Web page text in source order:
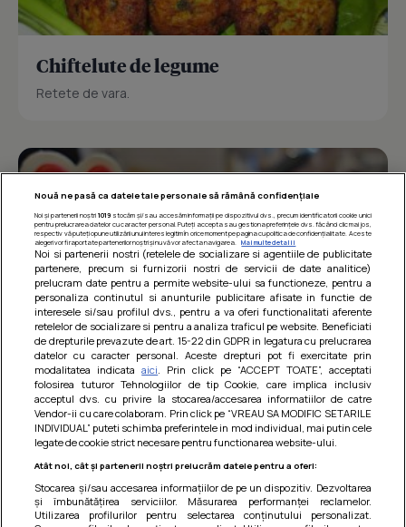
Chiftelute de legume
Retete de vara.
Barcute din vinete cu arpagic rosu
Un deliciu usor de preparat!
Nouă ne pasă ca datele tale personale să rămână confidențiale
Noi și partenerii noștri 1019stocăm și/sau accesăm informații pe dispozitivul dvs., precum identificatorii cookie unici
pentru prelucrarea datelor cu caracter personal. Puteți accepta sau gestiona preferințele dvs. făcând clic mai jos,
respectiv vă puteți opune utilizării unui interes legitim în orice moment pe pagina cu politica de confidențialitate. Aceste
alegeri vor fi raportate partenerilor noștri și nu vă vor afecta navigarea.
Mai multe detalii
Noi si partenerii nostri (retelele de socializare si agentiile de publicitate
partenere, precum si furnizorii nostri de servicii de date analitice)
prelucram date pentru a permite website-ului sa functioneze, pentru a
personaliza continutul si anunturile publicitare afisate in functie de
interesele si/sau profilul dvs., pentru a va oferi functionalitati aferente
retelelor de socializare si pentru a analiza traficul pe website. Beneficiati
de drepturile prevazute de art. 15-22 din GDPR in legatura cu prelucrarea
datelor cu caracter personal. Aceste drepturi pot fi exercitate prin
modalitatea indicataaici . Prin click pe “ACCEPT TOATE”, acceptati
folosirea tuturor Tehnologiilor de tip Cookie, care implica inclusiv
acceptul dvs. cu privire la stocarea/accesarea informatiilor de catre
Vendor-ii cu care colaboram. Prin click pe “VREAU SA MODIFIC SETARILE
INDIVIDUAL” puteti schimba preferintele in mod individual, mai putin cele
legate de cookie strict necesare pentru functionarea website-ului.
Atât noi, cât și partenerii noștri prelucrăm datele pentru a oferi:
Stocarea și/sau accesarea informațiilor de pe un dispozitiv. Dezvoltarea
și îmbunătățirea serviciilor. Măsurarea performanței reclamelor.
Utilizarea profilurilor pentru selectarea conținutului personalizat.